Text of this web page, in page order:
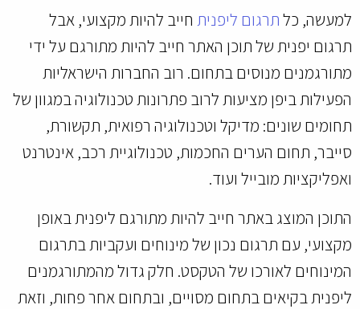
למעשה, כלתרגום ליפנית חייב להיות מקצועי, אבל
תרגום יפנית של תוכן האתר חייב להיות מתורגם על ידי
מתורגמנים מנוסים בתחום. רוב החברות הישראליות
הפעילות ביפן מציעות לרוב פתרונות טכנולוגיה במגוון של
תחומים שונים: מדיקל וטכנולוגיה רפואית, תקשורת,
סייבר, תחום הערים החכמות, טכנולוגיית רכב, אינטרנט
ואפליקציות מובייל ועוד.
התוכן המוצג באתר חייב להיות מתורגם ליפנית באופן
מקצועי, עם תרגום נכון של מינוחים ועקביות בתרגום
המינוחים לאורכו של הטקסט. חלק גדול מהמתורגמנים
ליפנית בקיאים בתחום מסויים, ובתחום אחר פחות, וזאת